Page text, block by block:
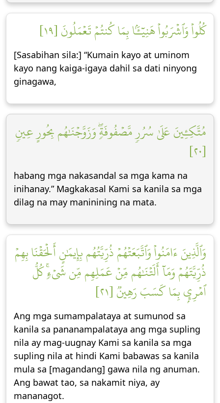
كُلُواْ وَٱشۡرَبُواْ هَنِيٓـَٔۢا بِمَا كُنتُمۡ تَعۡمَلُونَ [١٩]
[Sasabihan sila:] “Kumain kayo at uminom
kayo nang kaiga-igaya dahil sa dati ninyong
ginagawa,
مُتَّكِـِٔينَ عَلَىٰ سُرُرٖ مَّصۡفُوفَةٖۖ وَزَوَّجۡنَٰهُم بِحُورٍ عِينٖ
[٢٠]
habang mga nakasandal sa mga kama na
inihanay.” Magkakasal Kami sa kanila sa mga
dilag na may maninining na mata.
وَٱلَّذِينَ ءَامَنُواْ وَٱتَّبَعَتۡهُمۡ ذُرِّيَّتُهُم بِإِيمَٰنٍ أَلۡحَقۡنَا بِهِمۡ
ذُرِّيَّتَهُمۡ وَمَآ أَلَتۡنَٰهُم مِّنۡ عَمَلِهِم مِّن شَيۡءٖۚ كُلُّ
ٱمۡرِيِٕۭ بِمَا كَسَبَ رَهِينٞ [٢١]
Ang mga sumampalataya at sumunod sa
kanila sa pananampalataya ang mga supling
nila ay mag-uugnay Kami sa kanila sa mga
supling nila at hindi Kami babawas sa kanila
mula sa [magandang] gawa nila ng anuman.
Ang bawat tao, sa nakamit niya, ay
mananagot.